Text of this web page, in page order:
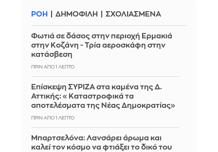
ΡΟΗ ΔΗΜΟΦΙΛΗ ΣΧΟΛΙΑΣΜΕΝΑ
Φωτιά σε δάσος στην περιοχή Ερμακιά
στην Κοζάνη - Τρία αεροσκάφη στην
κατάσβεση
ΠΡΙΝ ΑΠΌ 1 ΛΕΠΤΌ
Επίσκεψη ΣΥΡΙΖΑ στα καμένα της Δ.
Αττικής: «Καταστροφικά τα
αποτελέσματα της Νέας Δημοκρατίας»
ΠΡΙΝ ΑΠΌ 1 ΛΕΠΤΌ
Μπαρτσελόνα: Λανσάρει άρωμα και
καλεί τον κόσμο να φτιάξει το δικό του